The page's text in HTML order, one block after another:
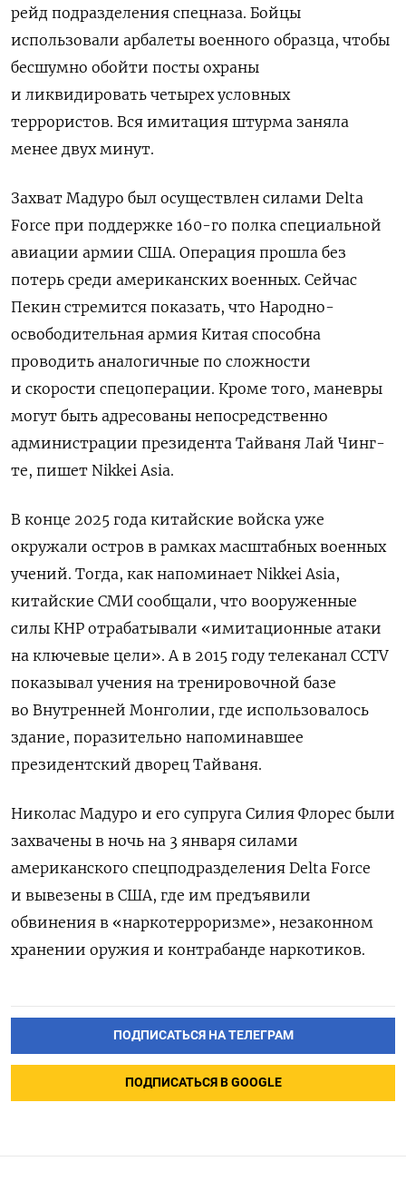
рейд подразделения спецназа. Бойцы
использовали арбалеты военного образца, чтобы
бесшумно обойти посты охраны
и ликвидировать четырех условных
террористов. Вся имитация штурма заняла
менее двух минут.
Захват Мадуро был осуществлен силами Delta
Force при поддержке 160-го полка специальной
авиации армии США. Операция прошла без
потерь среди американских военных. Сейчас
Пекин стремится показать, что Народно-
освободительная армия Китая способна
проводить аналогичные по сложности
и скорости спецоперации. Кроме того, маневры
могут быть адресованы непосредственно
администрации президента Тайваня Лай Чинг-
те, пишет Nikkei Asia.
В конце 2025 года китайские войска уже
окружали остров в рамках масштабных военных
учений. Тогда, как напоминает Nikkei Asia,
китайские СМИ сообщали, что вооруженные
силы КНР отрабатывали «имитационные атаки
на ключевые цели». А в 2015 году телеканал CCTV
показывал учения на тренировочной базе
во Внутренней Монголии, где использовалось
здание, поразительно напоминавшее
президентский дворец Тайваня.
Николас Мадуро и его супруга Силия Флорес были
захвачены в ночь на 3 января силами
американского спецподразделения Delta Force
и вывезены в США, где им предъявили
обвинения в «наркотерроризме», незаконном
хранении оружия и контрабанде наркотиков.
ПОДПИСАТЬСЯ НА ТЕЛЕГРАМ
ПОДПИСАТЬСЯ В GOOGLE